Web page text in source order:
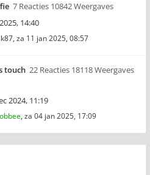
7 Reacties 10842 Weergaves
14:40
, za 11 jan 2025, 08:57
touch 22 Reacties 18118 Weergaves
2024, 11:19
, za 04 jan 2025, 17:09